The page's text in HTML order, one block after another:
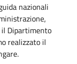
nazionali
Dipartimento
realizzato il